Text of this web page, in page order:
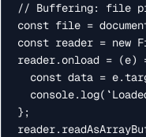
// Buffering: file
const file =
const reader = new
reader.onload = (e)
};